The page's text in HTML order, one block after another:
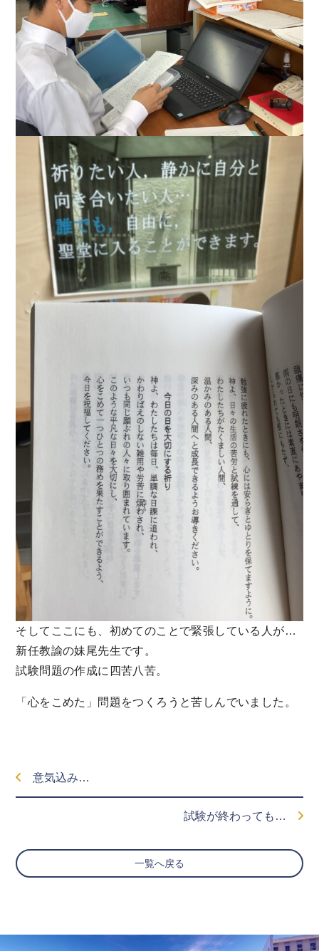
そしてここにも、初めてのことで緊張している人が…
新任教諭の妹尾先生です。
試験問題の作成に四苦八苦。
「心をこめた」問題をつくろうと苦しんでいました。
意気込み…
試験が終わっても…
一覧へ戻る